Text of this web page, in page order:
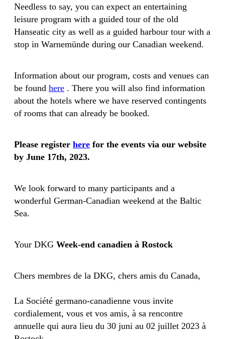
Needless to say, you can expect an entertaining
leisure program with a guided tour of the old
Hanseatic city as well as a guided harbour tour with a
stop in Warnemünde during our Canadian weekend.
Information about our program, costs and venues can
be found here . There you will also find information
about the hotels where we have reserved contingents
of rooms that can already be booked.
Please register here for the events via our website
by June 17th, 2023.
We look forward to many participants and a
wonderful German-Canadian weekend at the Baltic
Sea.
Your DKG Week-end canadien à Rostock
Chers membres de la DKG, chers amis du Canada,
La Société germano-canadienne vous invite
cordialement, vous et vos amis, à sa rencontre
annuelle qui aura lieu du 30 juni au 02 juillet 2023 à